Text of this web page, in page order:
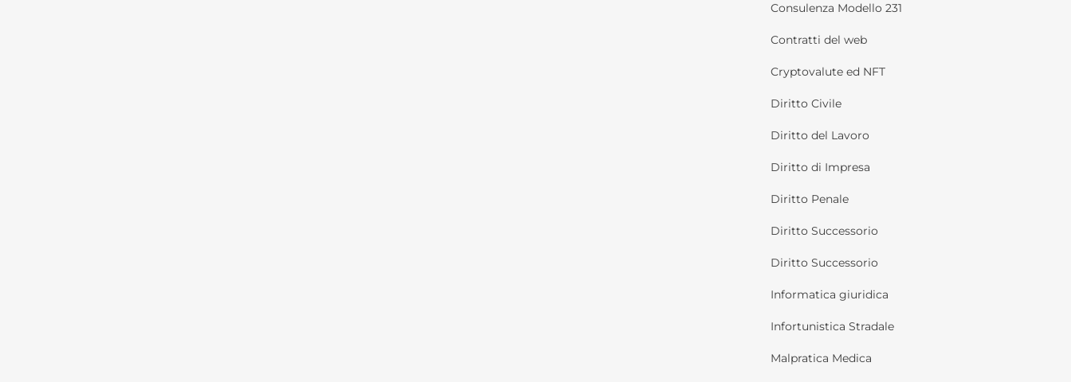
Consulenza Modello 231
Contratti del web
Cryptovalute ed NFT
Diritto Civile
Diritto del Lavoro
Diritto di Impresa
Diritto Penale
Diritto Successorio
Diritto Successorio
Informatica giuridica
Infortunistica Stradale
Malpratica Medica